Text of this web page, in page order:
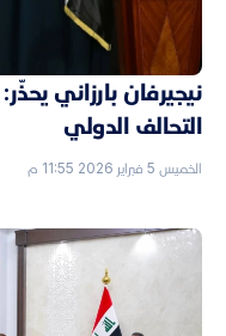
نيجيرفان بارزاني
التحالف الدولي
الخميس 5 فبراير 2026 11:55 م